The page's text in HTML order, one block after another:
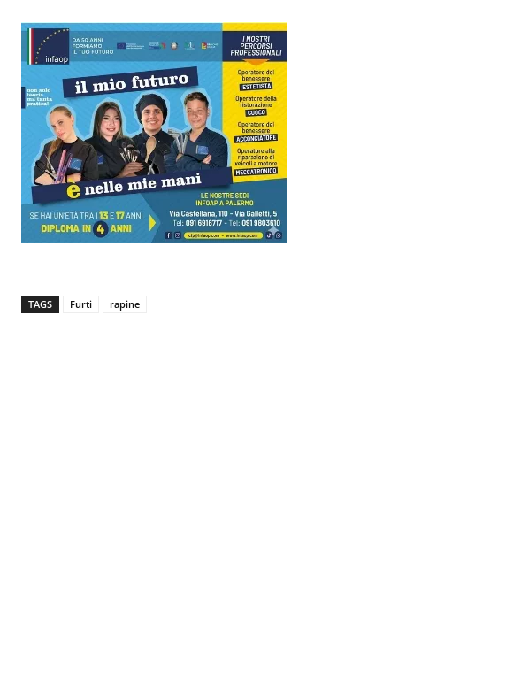
TAGS Furti rapine